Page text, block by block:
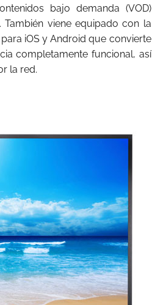
bajo demanda (VOD)
viene equipado con la
iOS y Android que convierte
completamente funcional, así
la red.